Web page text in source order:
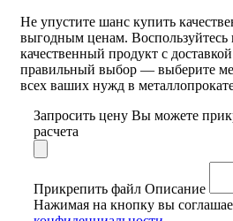
Не упустите шанс купить
выгодным ценам.
качественный продукт с
правильный выбор — выберите
всех ваших нужд в
Запросить цену Вы можете
расчета
Прикрепить файл Описание
Нажимая на кнопку вы